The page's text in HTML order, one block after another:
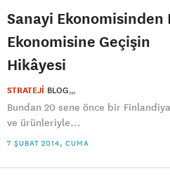
Sanayi Ekonomisinden
Ekonomisine Geçişin
Hikâyesi
STRATEJİ BLOG
Bundan 20 sene önce bir
ve ürünleriyle...
7 ŞUBAT 2014, CUMA